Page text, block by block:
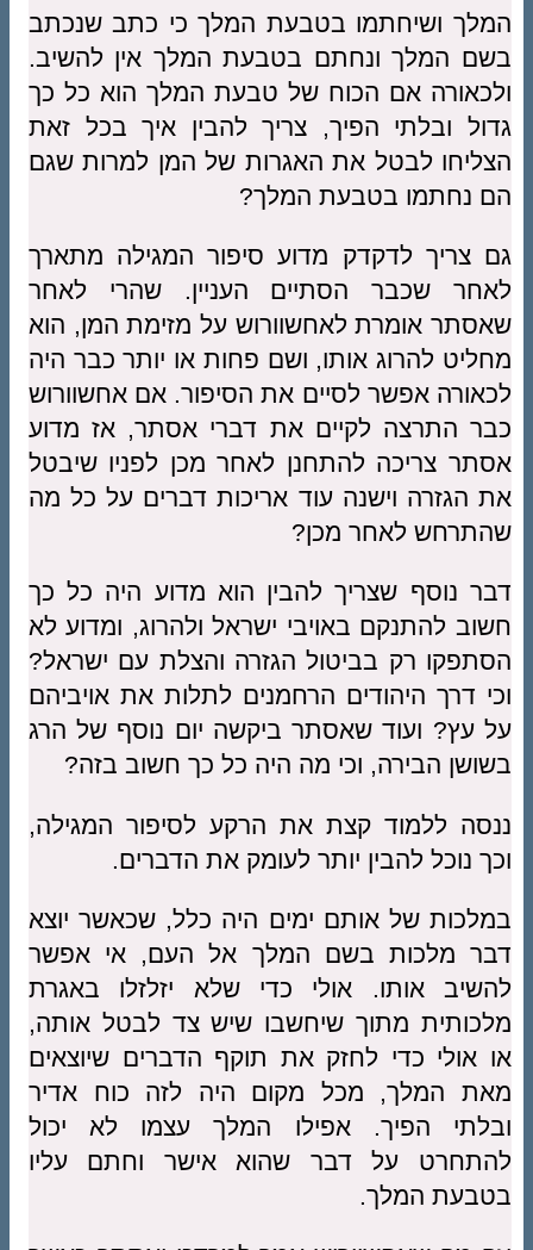
המלך ושיחתמו בטבעת המלך כי כתב שנכתב
בשם המלך ונחתם בטבעת המלך אין להשיב.
ולכאורה אם הכוח של טבעת המלך הוא כל כך
גדול ובלתי הפיך, צריך להבין איך בכל זאת
הצליחו לבטל את האגרות של המן למרות שגם
הם נחתמו בטבעת המלך?
גם צריך לדקדק מדוע סיפור המגילה מתארך
לאחר שכבר הסתיים העניין. שהרי לאחר
שאסתר אומרת לאחשוורוש על מזימת המן, הוא
מחליט להרוג אותו, ושם פחות או יותר כבר היה
לכאורה אפשר לסיים את הסיפור. אם אחשוורוש
כבר התרצה לקיים את דברי אסתר, אז מדוע
אסתר צריכה להתחנן לאחר מכן לפניו שיבטל
את הגזרה וישנה עוד אריכות דברים על כל מה
שהתרחש לאחר מכן?
דבר נוסף שצריך להבין הוא מדוע היה כל כך
חשוב להתנקם באויבי ישראל ולהרוג, ומדוע לא
הסתפקו רק בביטול הגזרה והצלת עם ישראל?
וכי דרך היהודים הרחמנים לתלות את אויביהם
על עץ? ועוד שאסתר ביקשה יום נוסף של הרג
בשושן הבירה, וכי מה היה כל כך חשוב בזה?
ננסה ללמוד קצת את הרקע לסיפור המגילה,
וכך נוכל להבין יותר לעומק את הדברים.
במלכות של אותם ימים היה כלל, שכאשר יוצא
דבר מלכות בשם המלך אל העם, אי אפשר
להשיב אותו. אולי כדי שלא יזלזלו באגרת
מלכותית מתוך שיחשבו שיש צד לבטל אותה,
או אולי כדי לחזק את תוקף הדברים שיוצאים
מאת המלך, מכל מקום היה לזה כוח אדיר
ובלתי הפיך. אפילו המלך עצמו לא יכול
להתחרט על דבר שהוא אישר וחתם עליו
בטבעת המלך.